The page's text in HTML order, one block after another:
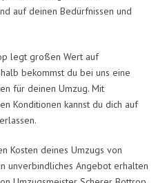
auf deinen Bedürfnissen und
legt großen Wert auf
bekommst du bei uns eine
für deinen Umzug. Mit
Konditionen kannst du dich auf
Kosten deines Umzugs von
unverbindliches Angebot erhalten